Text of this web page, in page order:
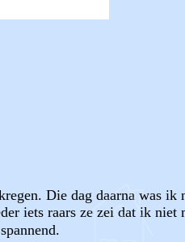
Die dag daarna was ik
iets raars ze zei dat ik niet